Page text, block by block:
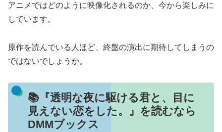
アニメではどのように映像化されるのか、今から楽しみに
しています。
原作を読んでいる人ほど、終盤の演出に期待してしまうの
ではないでしょうか。
📚『透明な夜に駆ける君と、目に
見えない恋をした。』を読むなら
DMMブックス